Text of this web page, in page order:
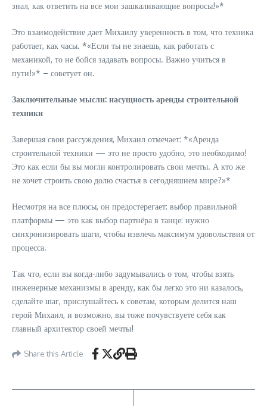
знал, как ответить на все мои зашкаливающие вопросы!»*
Это взаимодействие дает Михаилу уверенность в том, что техника
работает, как часы. *«Если ты не знаешь, как работать с
механикой, то не бойся задавать вопросы. Важно учиться в
пути!»* – советует он.
Заключительные мысли: насущность аренды строительной
техники
Завершая свои рассуждения, Михаил отмечает: *«Аренда
строительной техники — это не просто удобно, это необходимо!
Это как если бы вы могли контролировать свои мечты. А кто же
не хочет строить свою долю счастья в сегодняшнем мире?»*
Несмотря на все плюсы, он предостерегает: выбор правильной
платформы — это как выбор партнёра в танце: нужно
синхронизировать шаги, чтобы извлечь максимум удовольствия от
процесса.
Так что, если вы когда-либо задумывались о том, чтобы взять
инженерные механизмы в аренду, как бы легко это ни казалось,
сделайте шаг, прислушайтесь к советам, которым делится наш
герой Михаил, и возможно, вы тоже почувствуете себя как
главный архитектор своей мечты!
Share this Article